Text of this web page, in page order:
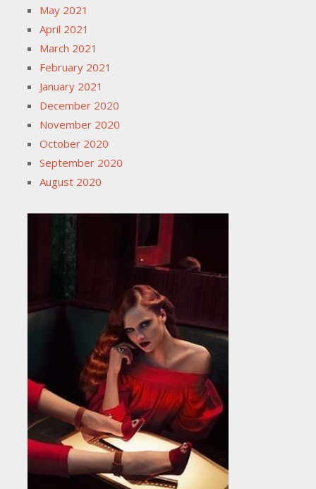
May 2021
April 2021
March 2021
February 2021
January 2021
December 2020
November 2020
October 2020
September 2020
August 2020